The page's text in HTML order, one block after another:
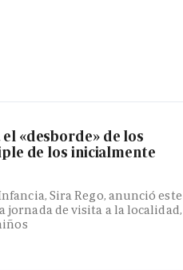
«desborde» de los
de los inicialmente
Sira Rego, anunció este
de visita a la localidad,